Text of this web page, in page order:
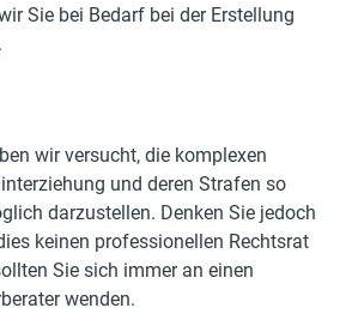
Sie bei Bedarf bei der Erstellung
wir versucht, die komplexen
und deren Strafen so
darzustellen. Denken Sie jedoch
keinen professionellen Rechtsrat
Sie sich immer an einen
wenden.